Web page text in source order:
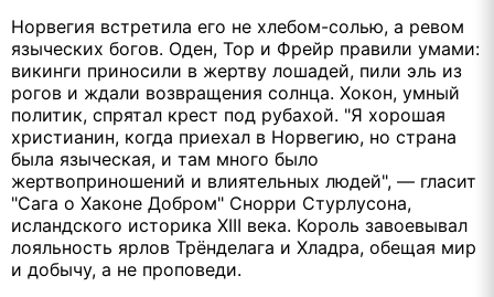
Норвегия встретила его не хлебом-солью, а ревом
языческих богов. Оден, Тор и Фрейр правили умами:
викинги приносили в жертву лошадей, пили эль из
рогов и ждали возвращения солнца. Хокон, умный
политик, спрятал крест под рубахой. "Я хорошая
христианин, когда приехал в Норвегию, но страна
была языческая, и там много было
жертвоприношений и влиятельных людей", — гласит
"Сага о Хаконе Добром" Снорри Стурлусона,
исландского историка XIII века. Король завоевывал
лояльность ярлов Трёнделага и Хладра, обещая мир
и добычу, а не проповеди.